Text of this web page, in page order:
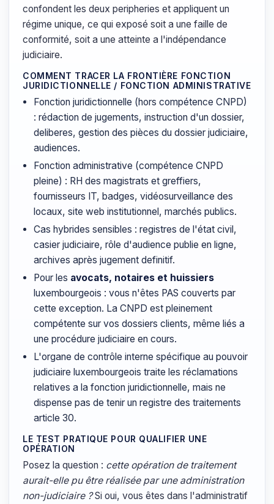
confondent les deux peripheries et appliquent un
régime unique, ce qui exposé soit a une faille de
conformité, soit a une atteinte a l'indépendance
judiciaire.
COMMENT TRACER LA FRONTIÈRE FONCTION
JURIDICTIONNELLE / FONCTION ADMINISTRATIVE
Fonction juridictionnelle (hors compétence CNPD)
: rédaction de jugements, instruction d'un dossier,
deliberes, gestion des pièces du dossier judiciaire,
audiences.
Fonction administrative (compétence CNPD
pleine) : RH des magistrats et greffiers,
fournisseurs IT, badges, vidéosurveillance des
locaux, site web institutionnel, marchés publics.
Cas hybrides sensibles : registres de l'état civil,
casier judiciaire, rôle d'audience publie en ligne,
archives après jugement definitif.
Pour les avocats, notaires et huissiers
luxembourgeois : vous n'êtes PAS couverts par
cette exception. La CNPD est pleinement
compétente sur vos dossiers clients, même liés a
une procédure judiciaire en cours.
L'organe de contrôle interne spécifique au pouvoir
judiciaire luxembourgeois traite les réclamations
relatives a la fonction juridictionnelle, mais ne
dispense pas de tenir un registre des traitements
article 30.
LE TEST PRATIQUE POUR QUALIFIER UNE
OPÉRATION
Posez la question : cette opération de traitement
aurait-elle pu être réalisée par une administration
non-judiciaire ?Si oui, vous êtes dans l'administratif